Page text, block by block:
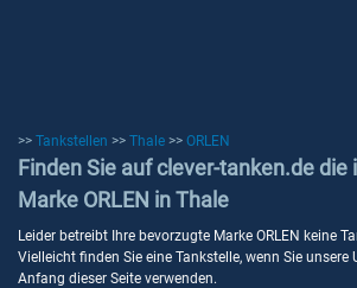
>> Tankstellen >> Thale >> ORLEN
Finden Sie auf clever-tanken.de die
Marke ORLEN in Thale
Leider betreibt Ihre bevorzugte Marke ORLEN keine
Vielleicht finden Sie eine Tankstelle, wenn Sie unsere
Anfang dieser Seite verwenden.